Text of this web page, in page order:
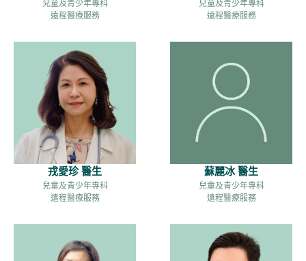
兒童及青少年專科
遠程醫療服務
兒童及青少年專科
遠程醫療服務
戎愛珍 醫生
兒童及青少年專科
遠程醫療服務
蘇麗冰 醫生
兒童及青少年專科
遠程醫療服務